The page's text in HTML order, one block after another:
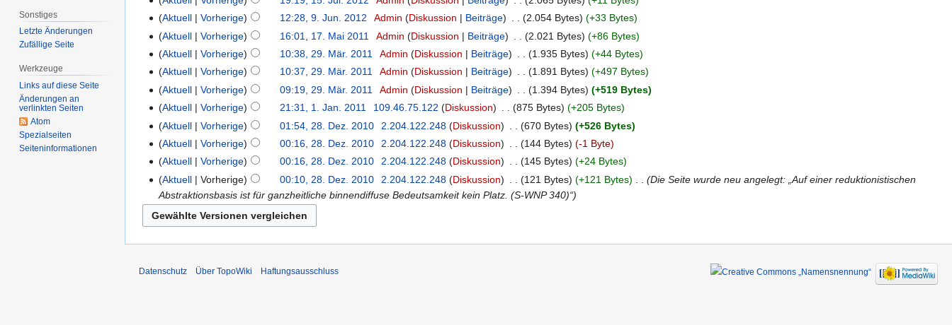
Aktuell
Vorherige 12:28, 9. Jun. 2012 Admin Diskussion Beiträge 2.054 Bytes
+33 Bytes
Aktuell
Vorherige 16:01, 17. Mai 2011 Admin Diskussion Beiträge 2.021 Bytes
+86 Bytes
Aktuell
Vorherige 10:38, 29. Mär. 2011 Admin Diskussion Beiträge 1.935 Bytes
+44 Bytes
Aktuell
Vorherige 10:37, 29. Mär. 2011 Admin Diskussion Beiträge 1.891 Bytes
+497 Bytes
Aktuell
Vorherige 09:19, 29. Mär. 2011 Admin Diskussion Beiträge 1.394 Bytes
+519 Bytes
Aktuell
Vorherige 21:31, 1. Jan. 2011 109.46.75.122 Diskussion 875 Bytes
+205 Bytes
Aktuell
Vorherige 01:54, 28. Dez. 2010 2.204.122.248 Diskussion 670 Bytes
+526 Bytes
Aktuell
Vorherige 00:16, 28. Dez. 2010 2.204.122.248 Diskussion 144 Bytes
-1 Byte
Aktuell
Vorherige 00:16, 28. Dez. 2010 2.204.122.248 Diskussion 145 Bytes
+24 Bytes
Aktuell
Vorherige 00:10, 28. Dez. 2010 2.204.122.248 Diskussion 121 Bytes +121 Bytes
Die Seite wurde neu angelegt: „Auf einer reduktionistischen
Abstraktionsbasis ist für ganzheitliche binnendiffuse Bedeutsamkeit kein Platz. (S-WNP 340)“
Sonstiges
Letzte Änderungen
Zufällige Seite
Werkzeuge
Links auf diese Seite
Änderungen an
verlinkten Seiten
Atom
Spezialseiten
Seiten­informationen
Datenschutz Über TopoWiki Haftungsausschluss